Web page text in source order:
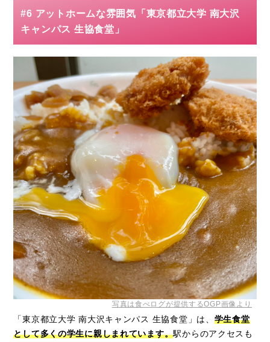
#6 アットホームな雰囲気「東京都立大学 南大沢
キャンパス 生協食堂」
写真は食べログが提供するOGP画像より
「東京都立大学 南大沢キャンパス 生協食堂」は、 学生食堂
として多くの学生に親しまれています。駅からのアクセスも